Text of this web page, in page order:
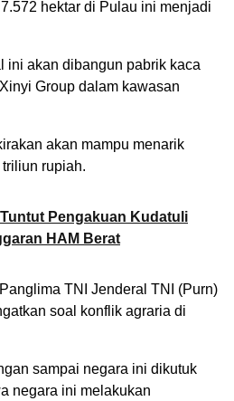
hektar di Pulau ini menjadi
ini akan dibangun pabrik kaca
Group dalam kawasan
akan mampu menarik
rupiah.
Tuntut Pengakuan Kudatuli
HAM Berat
TNI Jenderal TNI (Purn)
soal konflik agraria di
sampai negara ini dikutuk
negara ini melakukan